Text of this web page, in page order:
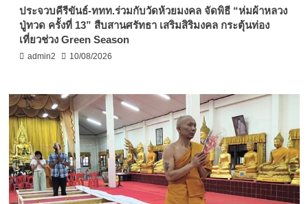
ประจวบคีรีขันธ์-ททท.ร่วมกับวัดห้วยมงคล จัดพิธี “ห่มผ้าหลวง
ปู่ทวด ครั้งที่ 13” สืบสานศรัทธา เสริมสิริมงคล กระตุ้นท่อง
เที่ยวช่วง Green Season
admin2 10/08/2026